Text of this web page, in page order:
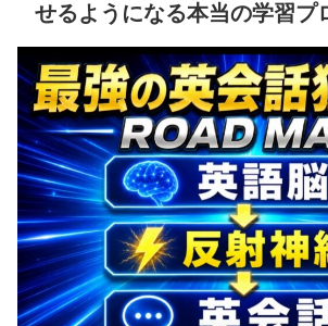
せるようになる本当の学習プ